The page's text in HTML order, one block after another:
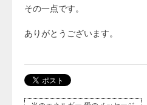
その一点です。
ありがとうございます。